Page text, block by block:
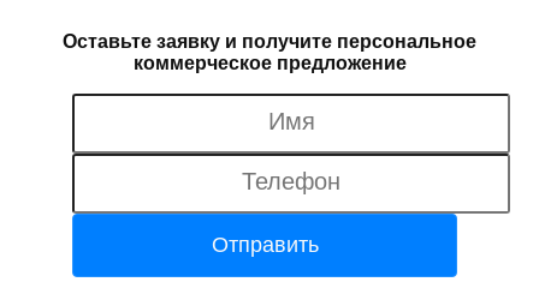
Оставьте заявку и получите персональное
коммерческое предложение